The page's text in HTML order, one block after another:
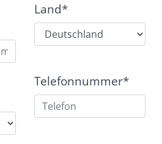
Land*
Telefonnummer*